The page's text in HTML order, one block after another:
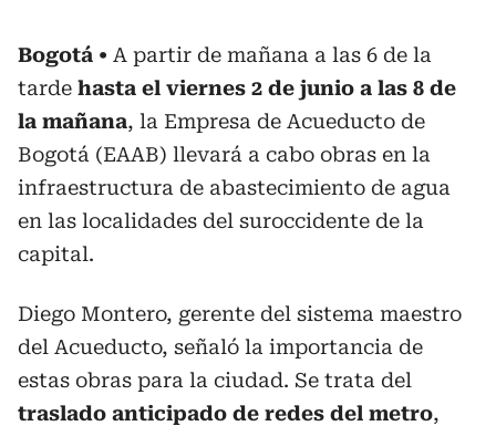
Bogotá
A partir de mañana a las 6 de la
tarde hasta el viernes 2 de junio a las 8 de
la mañana, la Empresa de Acueducto de
Bogotá (EAAB) llevará a cabo obras en la
infraestructura de abastecimiento de agua
en las localidades del suroccidente de la
capital.
Diego Montero, gerente del sistema maestro
del Acueducto, señaló la importancia de
estas obras para la ciudad. Se trata del
traslado anticipado de redes del metro,